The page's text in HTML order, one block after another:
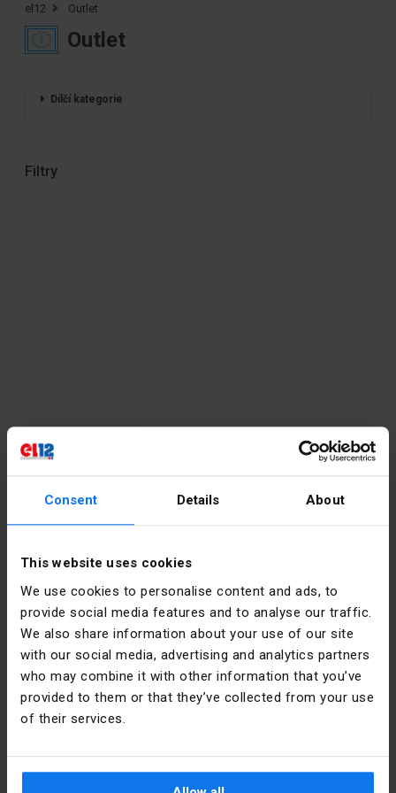
Consent Details About
This website uses cookies
We use cookies to personalise content and ads, to
provide social media features and to analyse our traffic.
We also share information about your use of our site
with our social media, advertising and analytics partners
who may combine it with other information that you’ve
provided to them or that they’ve collected from your use
of their services.
el12 Outlet
Outlet
Dílčí kategorie
Filtry
Pondělí - pátek:7:00 - 17:00
tel.:12 269 12 12
mail:info@el12.pl
vyřizování objednávek:
Pondělí - pátek:7:00 - 15:00
mail: esklep@el12.pl
Adresa sídla:
Nakupování online